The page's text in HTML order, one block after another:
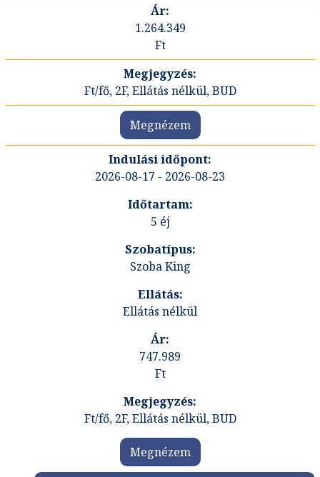
1.264.349
Ft
Ft/fő, 2F, Ellátás nélkül, BUD
Megnézem
2026-08-17 - 2026-08-23
5 éj
Szoba King
Ellátás nélkül
747.989
Ft
Ft/fő, 2F, Ellátás nélkül, BUD
Megnézem